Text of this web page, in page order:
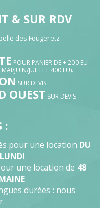
& SUR RDV
des Fougeretz
POUR PANIER DE + 200 EU
MAI/JUIN/JUILLET 400 EU).
SUR DEVIS
OUEST SUR DEVIS
:
pour une location DU
.
une location de 48
.
durées : nous